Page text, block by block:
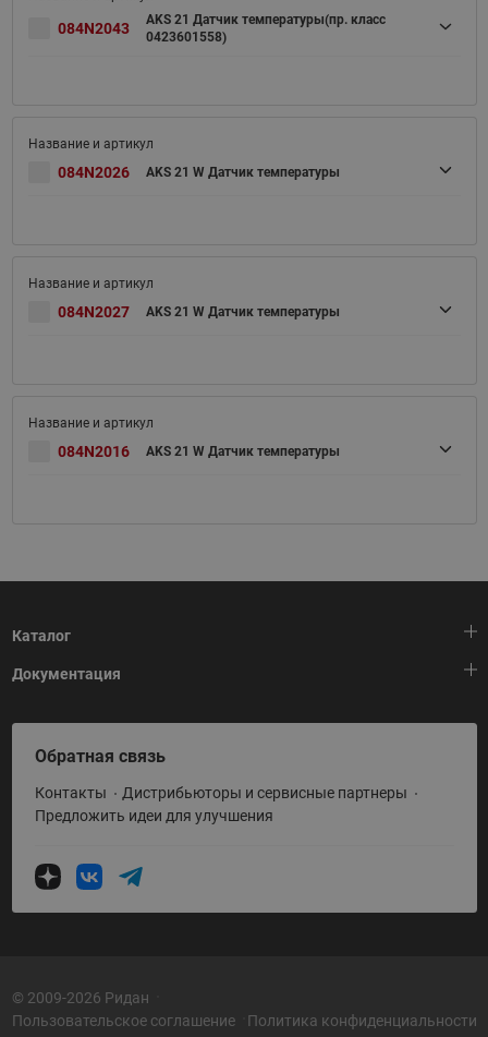
084N2043
AKS 21 Датчик температуры(пр. класс
0423601558)
084N2026 AKS 21 W Датчик температуры
084N2027 AKS 21 W Датчик температуры
084N2016 AKS 21 W Датчик температуры
Каталог
Тепловая автоматика
Холодильная техника
Приводная техника
Промышленная автоматика
Теплообменное оборудование
Насосное оборудование
Документация
HeatPlatform (Тепловая платформа)
Полезные программы и инструменты
Условия поставки
Обратная связь
Контакты
Дистрибьюторы и сервисные партнеры
Предложить идеи для улучшения
© 2009-2026 Ридан
Пользовательское соглашение
Политика конфиденциальности